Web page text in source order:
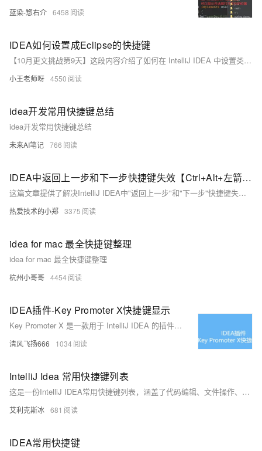
蓝染-惣右介 6458
IDEA如何设置成Eclipse的快捷键
【10月更文挑战第9天】这段内容介绍了如何在 IntelliJ IDEA 中设置类似 Eclipse 的快捷键。主要包括：1) 打开设置；2) 进入快捷键设置页面；3) 选择 Eclipse 快捷键方案；4) 可选的自定义调整。通过这些步骤，可以让熟悉 Eclipse 的用户更快适应 IDEA。
小王老师呀 4550
idea开发常用快捷键总结
idea开发常用快捷键总结
未来AI笔记 766
IDEA中返回上一步和下一步快捷键失效【Ctrl+Alt+左箭头】
这篇文章提供了解决IntelliJ IDEA中"返回上一步"和"下一步"快捷键失效的方法，通常是因为与其他软件的快捷键发生冲突，解决方法是更改快捷键设置。
热爱技术的小郑 3375
idea for mac 最全快捷键整理
idea for mac 最全快捷键整理
杭州小哥哥 4454
IDEA插件-Key Promoter X快捷键显示
Key Promoter X 是一款用于 IntelliJ IDEA 的插件，旨在帮助开发者学习并提键盘快捷键使用效率。它会监视用户在 IDEA 中的操作，并在您使用鼠标执行某些操作时提供相应的快捷键提示。 当使用鼠标点击一个按钮或菜单项时，Key Promoter X 会显示一个弹窗，告诉用户可以使用哪个键盘快捷键来执行相同的操作。
清风飞扬666 1034
IntelliJ Idea 常用快捷键列表
这是一份IntelliJ IDEA常用快捷键列表，涵盖了代码编辑、文件操作、重构、查找及调试等多种开发场景。例如，使用Ctrl+Shift+Enter完成语句，Ctrl+E打开最近的文件，Ctrl+Shift+E查看最近更改的文件，以及Alt+Q预览当前方法声明等，极大地提升了开发效率。
艾利克斯冰 681
IDEA常用快捷键